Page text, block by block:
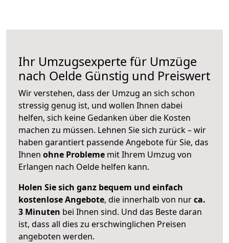
Ihr Umzugsexperte für Umzüge
nach Oelde Günstig und Preiswert
Wir verstehen, dass der Umzug an sich schon
stressig genug ist, und wollen Ihnen dabei
helfen, sich keine Gedanken über die Kosten
machen zu müssen. Lehnen Sie sich zurück – wir
haben garantiert passende Angebote für Sie, das
Ihnen ohne Probleme mit Ihrem Umzug von
Erlangen nach Oelde helfen kann.
Holen Sie sich ganz bequem und einfach
kostenlose Angebote, die innerhalb von nurca.
3 Minuten bei Ihnen sind. Und das Beste daran
ist, dass all dies zu erschwinglichen Preisen
angeboten werden.